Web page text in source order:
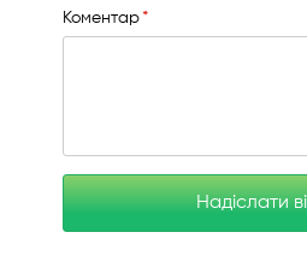
Коментар
Надіслати